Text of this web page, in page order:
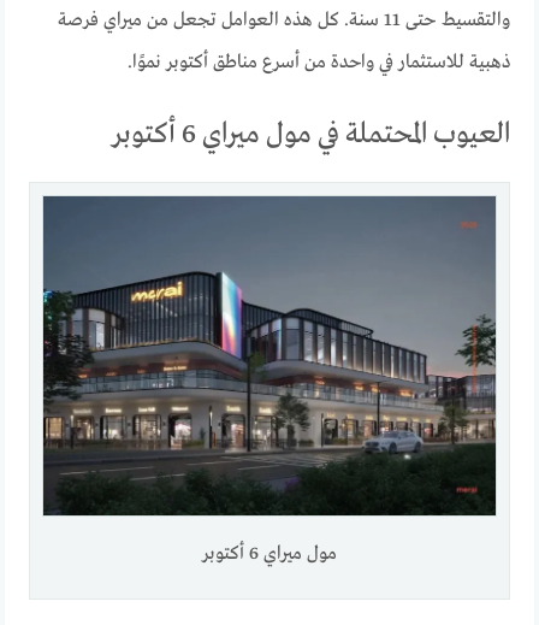
والتقسيط حتى 11 سنة. كل هذه العوامل تجعل من ميراي فرصة
ذهبية للاستثمار في واحدة من أسرع مناطق أكتوبر نموًا.
العيوب المحتملة في مول ميراي 6 أكتوبر
مول ميراي 6 أكتوبر